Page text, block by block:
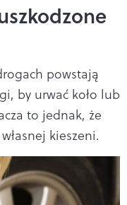
powstają
by urwać koło lub
to jednak, że
kieszeni.